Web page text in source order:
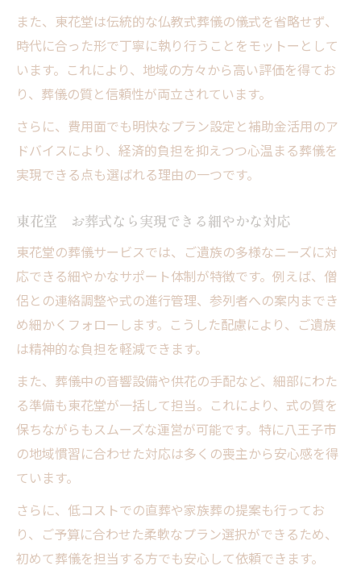
また、東花堂は伝統的な仏教式葬儀の儀式を省略せず、
時代に合った形で丁寧に執り行うことをモットーとして
います。これにより、地域の方々から高い評価を得てお
り、葬儀の質と信頼性が両立されています。
さらに、費用面でも明快なプラン設定と補助金活用のア
ドバイスにより、経済的負担を抑えつつ心温まる葬儀を
実現できる点も選ばれる理由の一つです。
東花堂 お葬式なら実現できる細やかな対応
東花堂の葬儀サービスでは、ご遺族の多様なニーズに対
応できる細やかなサポート体制が特徴です。例えば、僧
侶との連絡調整や式の進行管理、参列者への案内までき
め細かくフォローします。こうした配慮により、ご遺族
は精神的な負担を軽減できます。
また、葬儀中の音響設備や供花の手配など、細部にわた
る準備も東花堂が一括して担当。これにより、式の質を
保ちながらもスムーズな運営が可能です。特に八王子市
の地域慣習に合わせた対応は多くの喪主から安心感を得
ています。
さらに、低コストでの直葬や家族葬の提案も行ってお
り、ご予算に合わせた柔軟なプラン選択ができるため、
初めて葬儀を担当する方でも安心して依頼できます。